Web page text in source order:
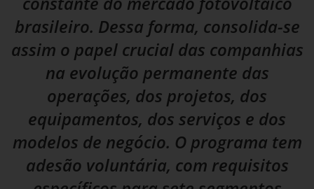
brasileiro. Dessa forma, consolida-se
assim o papel crucial das companhias
na evolução permanente das
operações, dos projetos, dos
equipamentos, dos serviços e dos
modelos de negócio. O programa tem
adesão voluntária, com requisitos